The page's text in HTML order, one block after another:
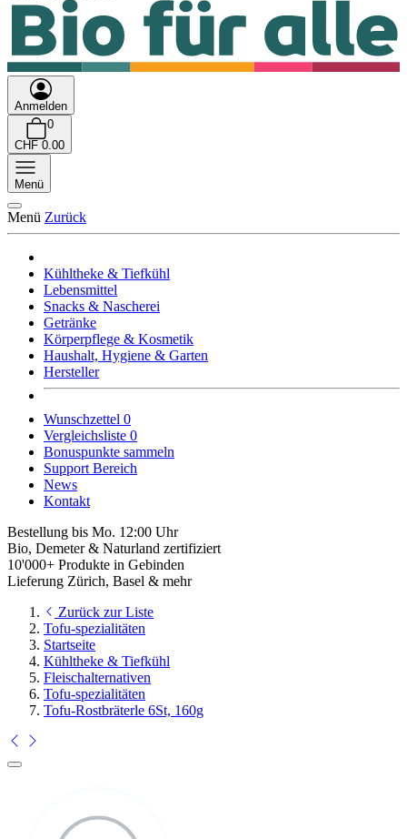
Anmelden
0
CHF 0.00
Menü
Menü Zurück
Kühltheke & Tiefkühl
Lebensmittel
Snacks & Nascherei
Getränke
Körperpflege & Kosmetik
Haushalt, Hygiene & Garten
Hersteller
Wunschzettel 0
Vergleichsliste 0
Bonuspunkte sammeln
Support Bereich
News
Kontakt
Bestellung bis Mo. 12:00 Uhr
Bio, Demeter & Naturland zertifiziert
10'000+ Produkte in Gebinden
Lieferung Zürich, Basel & mehr
Zurück zur Liste
Tofu-spezialitäten
Startseite
Kühltheke & Tiefkühl
Fleischalternativen
Tofu-spezialitäten
Tofu-Rostbräterle 6St, 160g